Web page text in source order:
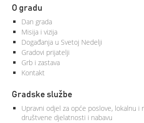
O gradu
Dan grada
Misija i vizija
Događanja u Svetoj Nedelji
Gradovi prijatelji
Grb i zastava
Kontakt
Gradske službe
Upravni odjel za opće poslove, lokalnu i
društvene djelatnosti i nabavu